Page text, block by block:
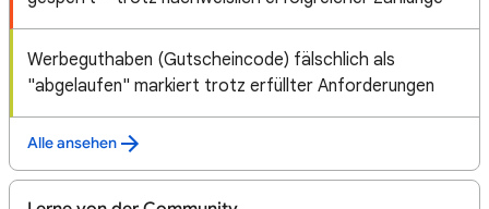
Werbeguthaben (Gutscheincode) fälschlich als
"abgelaufen" markiert trotz erfüllter Anforderungen
Alle ansehen